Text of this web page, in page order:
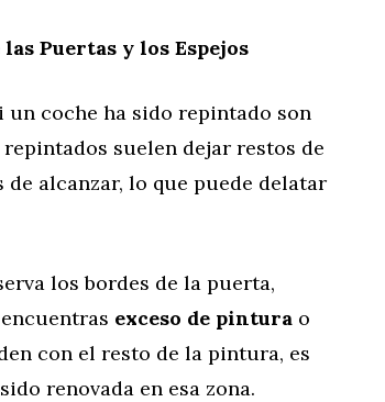
Puertas y los Espejos
un coche ha sido repintado son
repintados suelen dejar restos de
alcanzar, lo que puede delatar
los bordes de la puerta,
exceso de pintura o
con el resto de la pintura, es
renovada en esa zona.